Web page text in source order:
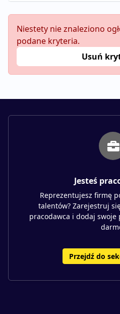
Niestety nie znaleziono
podane kryteria.
Usuń
Jesteś
Reprezentujesz firmę
talentów? Zarejestruj
pracodawca i dodaj swoje
Przejdź do